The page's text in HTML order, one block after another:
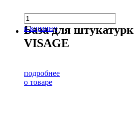
в корзину
База для
VISAGE
подробнее
о товаре